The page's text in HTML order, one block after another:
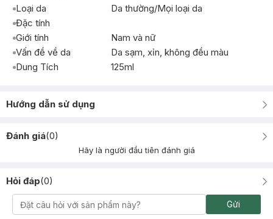
Loại da
Da thường/Mọi loại da
Đặc tính
Giới tính
Nam và nữ
Vấn đề về da
Da sạm, xỉn, không đều màu
Dung Tích
125ml
Hướng dẫn sử dụng
Đánh giá(0)
Hãy là người đầu tiên đánh giá
Hỏi đáp(0)
Gửi